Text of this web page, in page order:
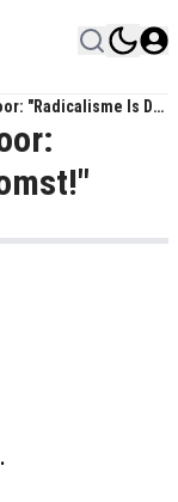
"Radicalisme Is De